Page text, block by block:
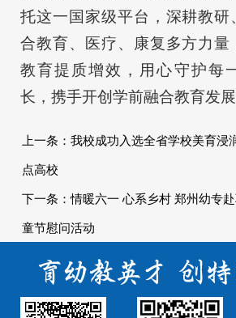
托这一国家级平台，深耕教研
合教育、医疗、康复多方力量
教育提质增效，用心守护每
长，携手开创学前融合教育发展
上一条： 我校成功入选全省学校美育浸
点高校
下一条：情暖六一 心系乡村 郑州幼专
童节慰问活动